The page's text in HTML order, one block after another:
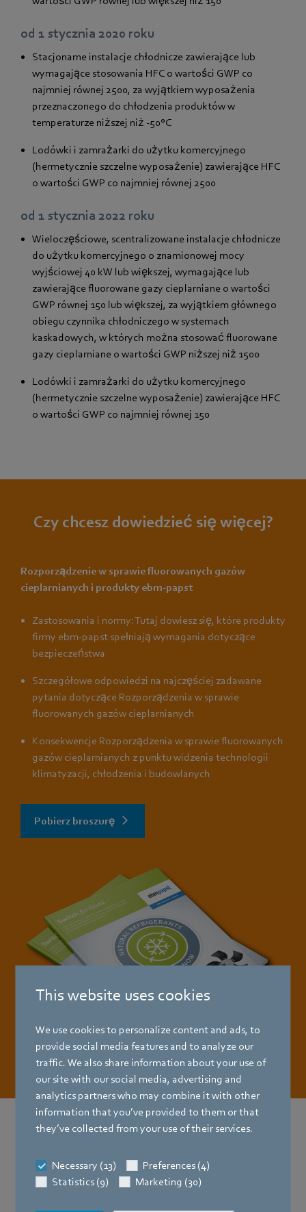
This website uses cookies
We use cookies to personalize content and ads, to
provide social media features and to analyze our
traffic. We also share information about your use of
our site with our social media, advertising and
analytics partners who may combine it with other
information that you’ve provided to them or that
they’ve collected from your use of their services.
Necessary (13)
Preferences (4)
Statistics (9)
Marketing (30)
od 1 stycznia 2020 roku
Stacjonarne instalacje chłodnicze zawierające lub
wymagające stosowania HFC o wartości GWP co
najmniej równej 2500, za wyjątkiem wyposażenia
przeznaczonego do chłodzenia produktów w
temperaturze niższej niż -50°C
Lodówki i zamrażarki do użytku komercyjnego
(hermetycznie szczelne wyposażenie) zawierające HFC
o wartości GWP co najmniej równej 2500
od 1 stycznia 2022 roku
Wieloczęściowe, scentralizowane instalacje chłodnicze
do użytku komercyjnego o znamionowej mocy
wyjściowej 40 kW lub większej, wymagające lub
zawierające fluorowane gazy cieplarniane o wartości
GWP równej 150 lub większej, za wyjątkiem głównego
obiegu czynnika chłodniczego w systemach
kaskadowych, w których można stosować fluorowane
gazy cieplarniane o wartości GWP niższej niż 1500
Lodówki i zamrażarki do użytku komercyjnego
(hermetycznie szczelne wyposażenie) zawierające HFC
o wartości GWP co najmniej równej 150
Czy chcesz dowiedzieć się więcej?
Rozporządzenie w sprawie fluorowanych gazów
cieplarnianych i produkty ebm-papst
Zastosowania i normy: Tutaj dowiesz się, które produkty
firmy ebm-papst spełniają wymagania dotyczące
bezpieczeństwa
Szczegółowe odpowiedzi na najczęściej zadawane
pytania dotyczące Rozporządzenia w sprawie
fluorowanych gazów cieplarnianych
Konsekwencje Rozporządzenia w sprawie fluorowanych
gazów cieplarnianych z punktu widzenia technologii
klimatyzacji, chłodzenia i budowlanych
Pobierz broszurę
Uzyskaj niezależność!